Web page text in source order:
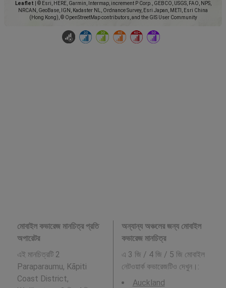
Leaflet
© Esri, HERE, Garmin, Intermap, increment P Corp., GEBCO, USGS, FAO, NPS,
NRCAN, GeoBase, IGN, Kadaster NL, Ordnance Survey, Esri Japan, METI, Esri China
(Hong Kong), © OpenStreetMap contributors, and the GIS User Community
মোবাইল কভারেজ মানচিত্র প্রতি
অপারেটর
এই মানচিত্রটি 2
Paraparaumu, Kāpiti
Coast District,
অন্যান্য অঞ্চলের জন্য মোবাইল
কভারেজ মানচিত্র
এ 3 জি / 4 জি / 5 জি মোবাইল
নেটওয়ার্ক কভারেজটিও দেখুন।:
Auckland